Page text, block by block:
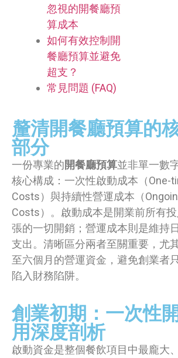
忽視的開餐廳預
算成本
如何有效控制開
餐廳預算並避免
超支？
常見問題 (FAQ)
釐清開餐廳預算的
部分
一份專業的開餐廳預算並非單一數
核心構成：一次性啟動成本（One-
Costs）與持續性營運成本（
Costs）。啟動成本是開業前所有
張的一切開銷；營運成本則是維持
支出。清晰區分兩者至關重要，尤
至六個月的營運資金，避免創業者
陷入財務陷阱。
創業初期：一次性
用深度剖析
啟動資金是整個餐飲項目中最龐大